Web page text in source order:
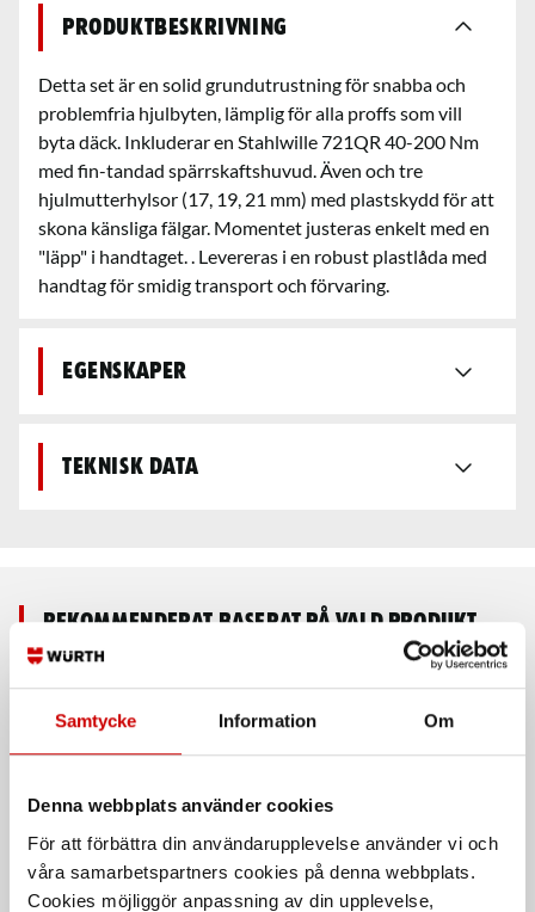
Samtycke Information Om
Denna webbplats använder cookies
För att förbättra din användarupplevelse använder vi och
våra samarbetspartners cookies på denna webbplats.
Cookies möjliggör anpassning av din upplevelse,
Produktbeskrivning
Detta set är en solid grundutrustning för snabba och
problemfria hjulbyten, lämplig för alla proffs som vill
byta däck. Inkluderar en Stahlwille 721QR 40-200 Nm
med fin-tandad spärrskaftshuvud. Även och tre
hjulmutterhylsor (17, 19, 21 mm) med plastskydd för att
skona känsliga fälgar. Momentet justeras enkelt med en
"läpp" i handtaget. . Levereras i en robust plastlåda med
handtag för smidig transport och förvaring.
Egenskaper
Teknisk data
Rekommenderat baserat på vald produkt
Momentnyckel Wurth
Momentnyckel Wurth